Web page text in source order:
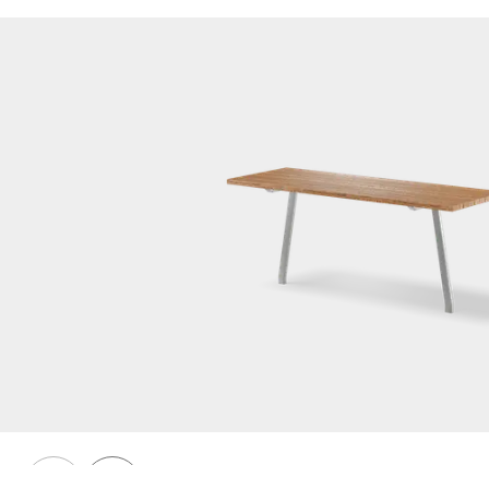
PONGO
Bord PONGO